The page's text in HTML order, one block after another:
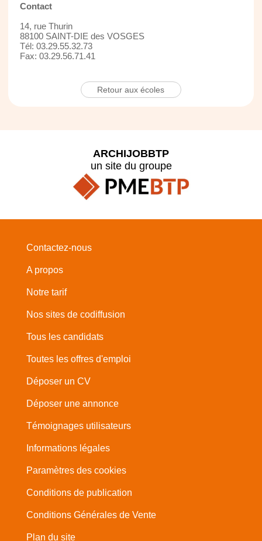
Contact
14, rue Thurin
88100 SAINT-DIE des VOSGES
Tél: 03.29.55.32.73
Fax: 03.29.56.71.41
Retour aux écoles
ARCHIJOBBTP
un site du groupe
Contactez-nous
A propos
Notre tarif
Nos sites de codiffusion
Tous les candidats
Toutes les offres d'emploi
Déposer un CV
Déposer une annonce
Témoignages utilisateurs
Informations légales
Paramètres des cookies
Conditions de publication
Conditions Générales de Vente
Plan du site